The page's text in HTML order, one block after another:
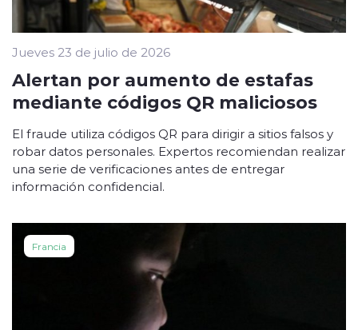
Jueves 23 de julio de 2026
Alertan por aumento de estafas
mediante códigos QR maliciosos
El fraude utiliza códigos QR para dirigir a sitios falsos y
robar datos personales. Expertos recomiendan realizar
una serie de verificaciones antes de entregar
información confidencial.
Francia